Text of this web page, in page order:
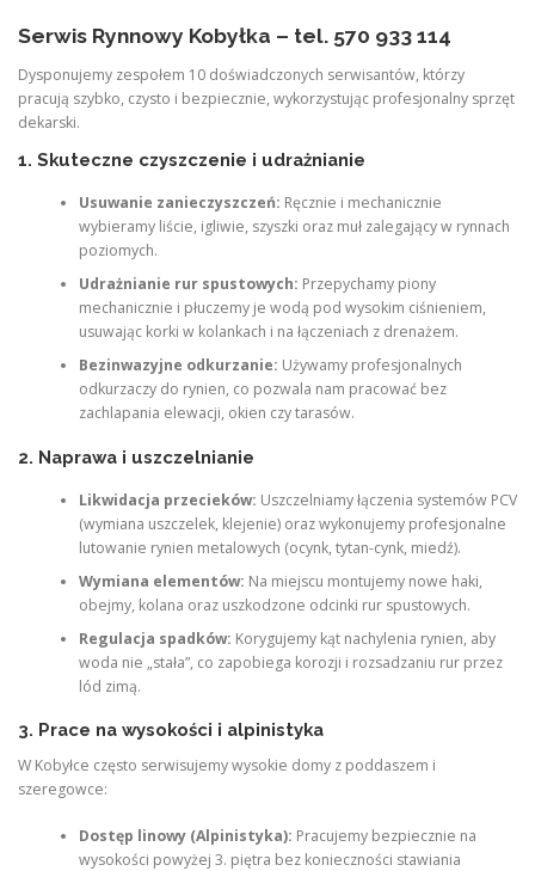
Serwis Rynnowy Kobyłka – tel. 570 933 114
Dysponujemy zespołem 10 doświadczonych serwisantów, którzy
pracują szybko, czysto i bezpiecznie, wykorzystując profesjonalny sprzęt
dekarski.
1. Skuteczne czyszczenie i udrażnianie
Usuwanie zanieczyszczeń: Ręcznie i mechanicznie
wybieramy liście, igliwie, szyszki oraz muł zalegający w rynnach
poziomych.
Udrażnianie rur spustowych: Przepychamy piony
mechanicznie i płuczemy je wodą pod wysokim ciśnieniem,
usuwając korki w kolankach i na łączeniach z drenażem.
Bezinwazyjne odkurzanie: Używamy profesjonalnych
odkurzaczy do rynien, co pozwala nam pracować bez
zachlapania elewacji, okien czy tarasów.
2. Naprawa i uszczelnianie
Likwidacja przecieków: Uszczelniamy łączenia systemów PCV
(wymiana uszczelek, klejenie) oraz wykonujemy profesjonalne
lutowanie rynien metalowych (ocynk, tytan-cynk, miedź).
Wymiana elementów: Na miejscu montujemy nowe haki,
obejmy, kolana oraz uszkodzone odcinki rur spustowych.
Regulacja spadków: Korygujemy kąt nachylenia rynien, aby
woda nie „stała”, co zapobiega korozji i rozsadzaniu rur przez
lód zimą.
3. Prace na wysokości i alpinistyka
W Kobyłce często serwisujemy wysokie domy z poddaszem i
szeregowce:
Dostęp linowy (Alpinistyka): Pracujemy bezpiecznie na
wysokości powyżej 3. piętra bez konieczności stawiania